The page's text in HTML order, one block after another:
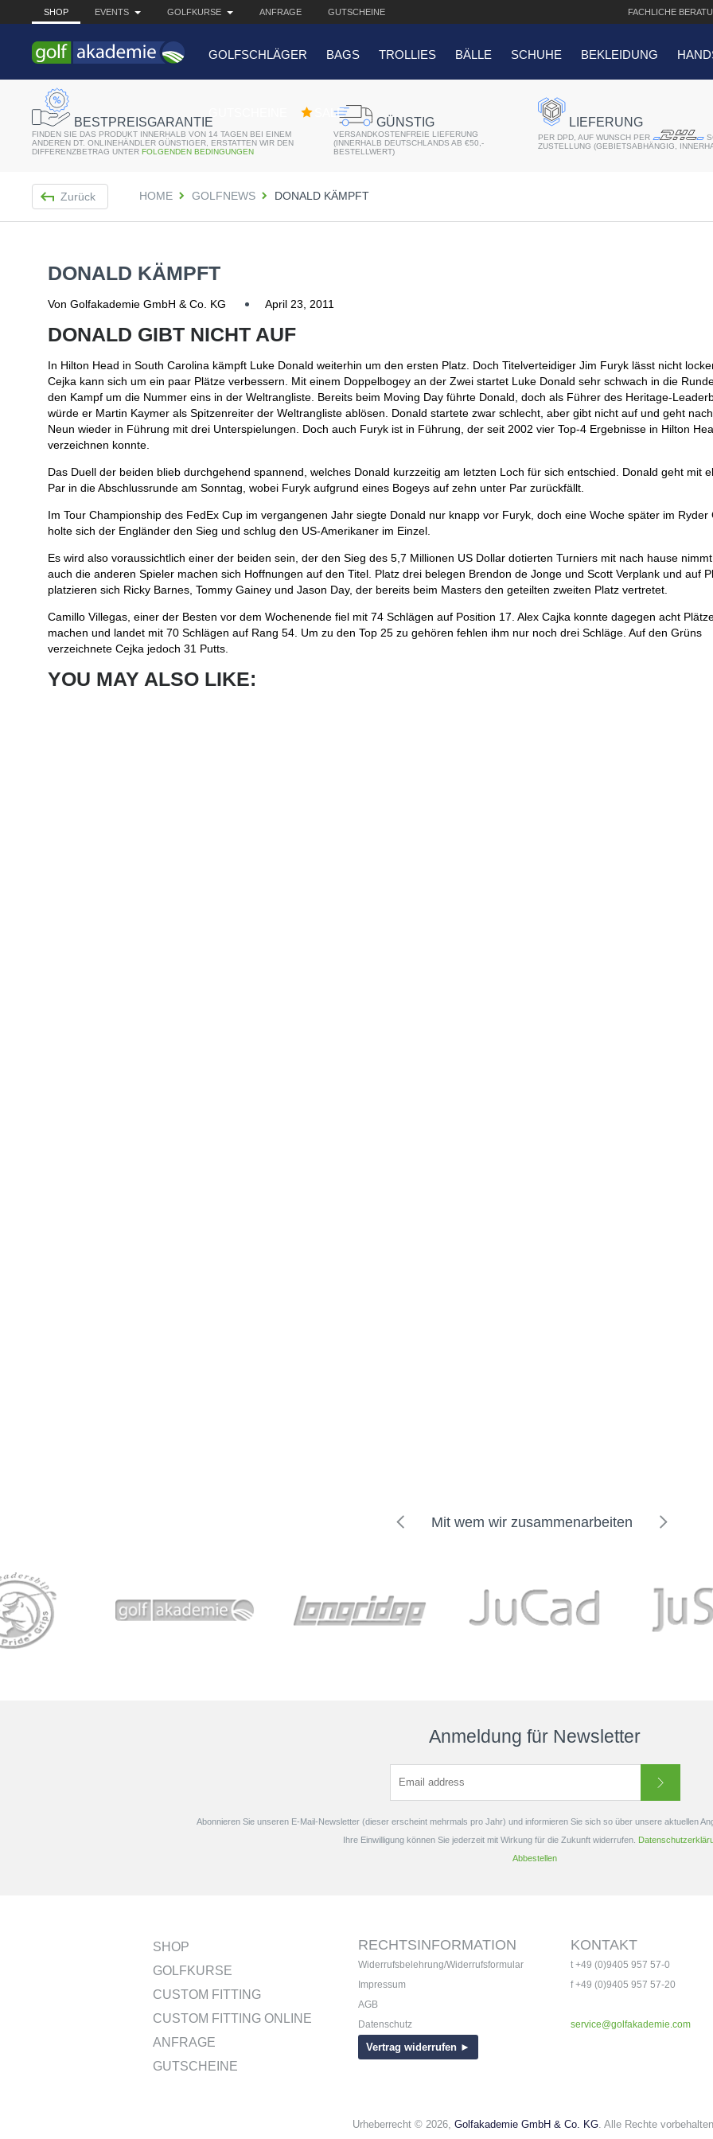
SHOP EVENTS GOLFKURSE ANFRAGE GUTSCHEINE FACHLICHE
GOLFSCHLÄGER BAGS TROLLIES BÄLLE SCHUHE BEKLEIDUNG
SALE
Bridgestone JGR Driver 2018
BESTPREISGARANTIE
FINDEN SIE DAS PRODUKT INNERHALB VON 14 TAGEN BEI EINEM
ANDEREN DT. ONLINEHÄNDLER GÜNSTIGER, ERSTATTEN WIR DEN
DIFFERENZBETRAG UNTER FOLGENDEN BEDINGUNGEN
GÜNSTIG
VERSANDKOSTENFREIE LIEFERUNG
(INNERHALB DEUTSCHLANDS AB €50,-
BESTELLWERT)
LIEFERUNG
PER DPD, AUF WUNSCH PER
ZUSTELLUNG (GEBIETSABHÄNGIG,
Zurück HOME GOLFNEWS DONALD KÄMPFT
DONALD KÄMPFT
Von Golfakademie GmbH & Co. KG April 23, 2011
DONALD GIBT NICHT AUF
In Hilton Head in South Carolina kämpft Luke Donald weiterhin um den ersten Platz. Doch Titelverteidiger Jim Furyk lässt nicht
Cejka kann sich um ein paar Plätze verbessern. Mit einem Doppelbogey an der Zwei startet Luke Donald sehr schwach in die
den Kampf um die Nummer eins in der Weltrangliste. Bereits beim Moving Day führte Donald, doch als Führer des Heritage-
würde er Martin Kaymer als Spitzenreiter der Weltrangliste ablösen. Donald startete zwar schlecht, aber gibt nicht auf und geht
Neun wieder in Führung mit drei Unterspielungen. Doch auch Furyk ist in Führung, der seit 2002 vier Top-4 Ergebnisse in Hilton
verzeichnen konnte.
Das Duell der beiden blieb durchgehend spannend, welches Donald kurzzeitig am letzten Loch für sich entschied. Donald geht mit
Par in die Abschlussrunde am Sonntag, wobei Furyk aufgrund eines Bogeys auf zehn unter Par zurückfällt.
Im Tour Championship des FedEx Cup im vergangenen Jahr siegte Donald nur knapp vor Furyk, doch eine Woche später im Ryder
holte sich der Engländer den Sieg und schlug den US-Amerikaner im Einzel.
Es wird also voraussichtlich einer der beiden sein, der den Sieg des 5,7 Millionen US Dollar dotierten Turniers mit nach hause
auch die anderen Spieler machen sich Hoffnungen auf den Titel. Platz drei belegen Brendon de Jonge und Scott Verplank und auf
platzieren sich Ricky Barnes, Tommy Gainey und Jason Day, der bereits beim Masters den geteilten zweiten Platz vertretet.
Camillo Villegas, einer der Besten vor dem Wochenende fiel mit 74 Schlägen auf Position 17. Alex Cajka konnte dagegen acht
machen und landet mit 70 Schlägen auf Rang 54. Um zu den Top 25 zu gehören fehlen ihm nur noch drei Schläge. Auf den Grüns
verzeichnete Cejka jedoch 31 Putts.
YOU MAY ALSO LIKE:
Mit wem wir zusammenarbeiten
Anmeldung für Newsletter
Abonnieren Sie unseren E-Mail-Newsletter (dieser erscheint mehrmals pro Jahr) und informieren Sie sich so über unsere aktuellen
Ihre Einwilligung können Sie jederzeit mit Wirkung für die Zukunft widerrufen.
Abbestellen
SHOP
GOLFKURSE
CUSTOM FITTING
CUSTOM FITTING ONLINE
ANFRAGE
GUTSCHEINE
RECHTSINFORMATION
Widerrufsbelehrung/Widerrufsformular
Impressum
AGB
Datenschutz
Vertrag widerrufen ►
KONTAKT
t +49 (0)9405 957 57-0
f +49 (0)9405 957 57-20
service@golfakademie.com
Urheberrecht © 2026, Golfakademie GmbH & Co. KG. Alle Rechte